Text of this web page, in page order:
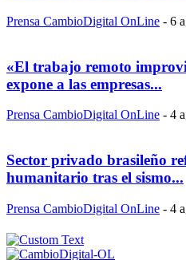
Prensa CambioDigital OnLine - 6
«El trabajo remoto
expone a las empresas...
Prensa CambioDigital OnLine - 4
Sector privado brasileño
humanitario tras el sismo...
Prensa CambioDigital OnLine - 4